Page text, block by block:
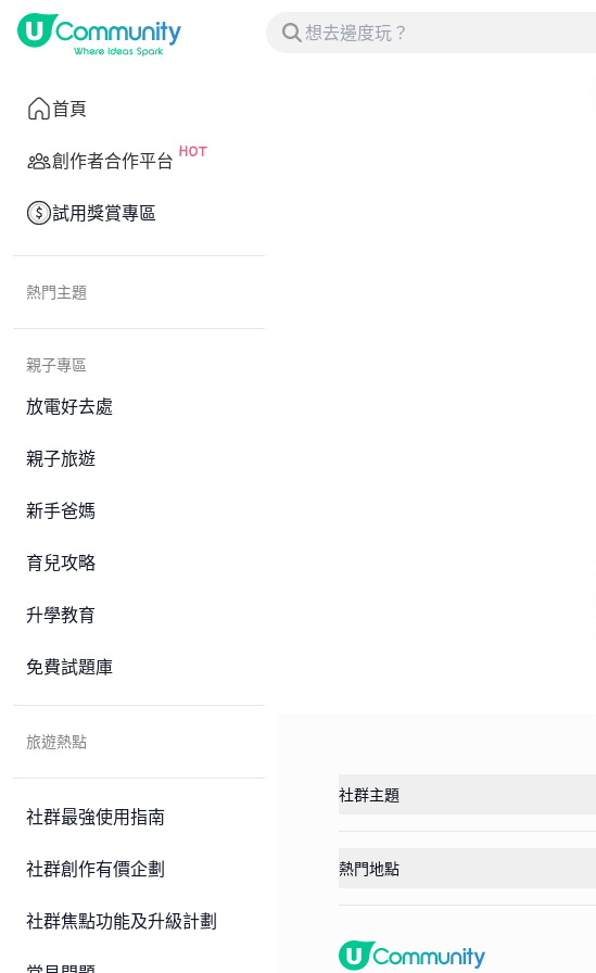
首頁
創作者合作平台
試用獎賞專區
熱門主題
親子專區
放電好去處
親子旅遊
新手爸媽
育兒攻略
升學教育
免費試題庫
旅遊熱點
社群最強使用指南
社群創作有價企劃
社群焦點功能及升級計劃
社群主題
熱門地點